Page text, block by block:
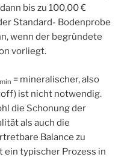
bis zu 100,00 €
Standard- Bodenprobe
wenn der begründete
vorliegt.
min = mineralischer, also
ist nicht notwendig.
die Schonung der
als auch die
Balance zu
ein typischer Prozess in